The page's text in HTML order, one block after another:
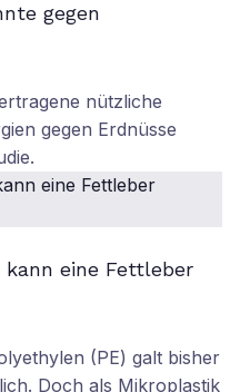
gegen
nützliche
gegen Erdnüsse
eine Fettleber
(PE) galt bisher
Doch als Mikroplastik